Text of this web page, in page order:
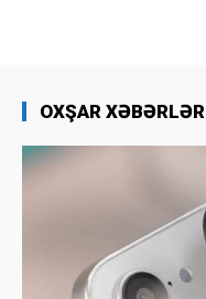
OXŞAR XƏBƏRLƏR